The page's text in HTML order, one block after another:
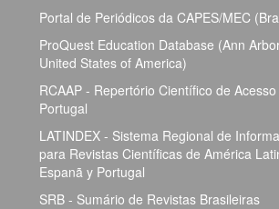
Portal de Periódicos da CAPES/MEC
ProQuest Education Database (Ann
United States of America)
RCAAP - Repertório Científico de
Portugal
LATINDEX - Sistema Regional de
para Revistas Científicas de América
Espanã y Portugal
SRB - Sumário de Revistas Brasileiras